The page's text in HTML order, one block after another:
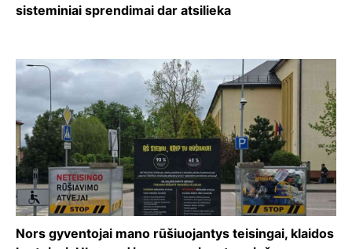
sisteminiai sprendimai dar atsilieka
Nors gyventojai mano rūšiuojantys teisingai, klaidos